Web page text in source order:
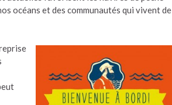
océans et des communautés qui vivent de